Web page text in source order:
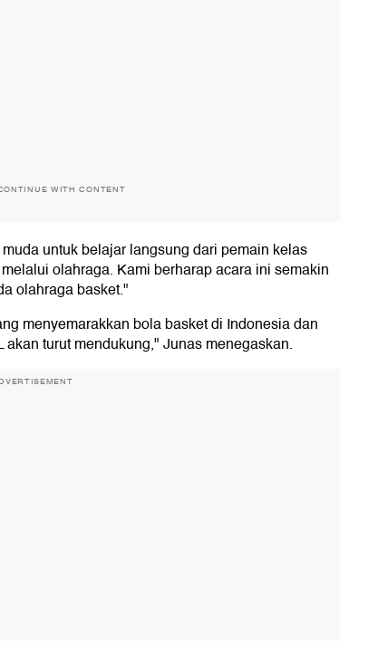
WITH CONTENT
untuk belajar langsung dari pemain kelas
olahraga. Kami berharap acara ini semakin
olahraga basket."
menyemarakkan bola basket di Indonesia dan
turut mendukung," Junas menegaskan.